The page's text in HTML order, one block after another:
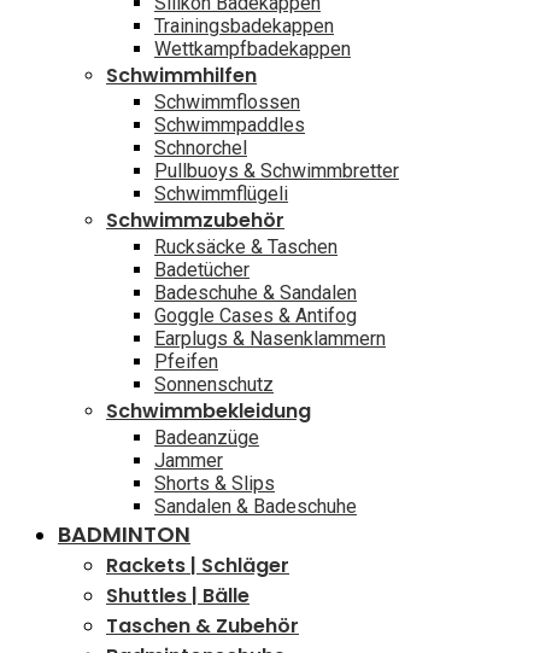
Trainingsbadekappen
Wettkampfbadekappen
Schwimmhilfen
Schwimmflossen
Schwimmpaddles
Schnorchel
Pullbuoys & Schwimmbretter
Schwimmflügeli
Schwimmzubehör
Rucksäcke & Taschen
Badetücher
Badeschuhe & Sandalen
Goggle Cases & Antifog
Earplugs & Nasenklammern
Pfeifen
Sonnenschutz
Schwimmbekleidung
Badeanzüge
Jammer
Shorts & Slips
Sandalen & Badeschuhe
BADMINTON
Rackets | Schläger
Shuttles | Bälle
Taschen & Zubehör